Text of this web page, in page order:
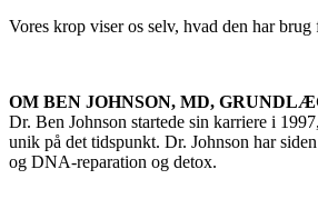
Vores krop viser os selv, hvad den har brug
OM BEN JOHNSON, MD,
Dr. Ben Johnson startede sin karriere i
unik på det tidspunkt. Dr. Johnson har
og DNA-reparation og detox.